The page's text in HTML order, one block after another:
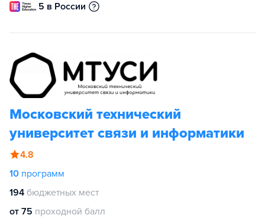
5 в России
Московский технический
университет связи и информатики
4.8
10 программ
194 бюджетных мест
от 75 проходной балл